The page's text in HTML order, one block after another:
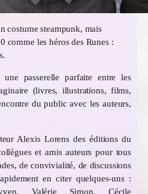
costume steampunk, mais
comme les héros des Runes :
passerelle parfaite entre les
(livres, illustrations, films,
du public avec les auteurs,
Alexis Lorens des éditions du
et amis auteurs pour tous
de convivialité, de discussions
en citer quelques-uns :
Valérie Simon, Cécile